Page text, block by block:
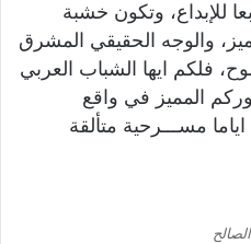
للإبداع، وتكون خشبة
والوجه الحقيقي المشرق
فلكم ايها الشباب العربي
دوركم المميز في واقع
مســـرحية متألقة